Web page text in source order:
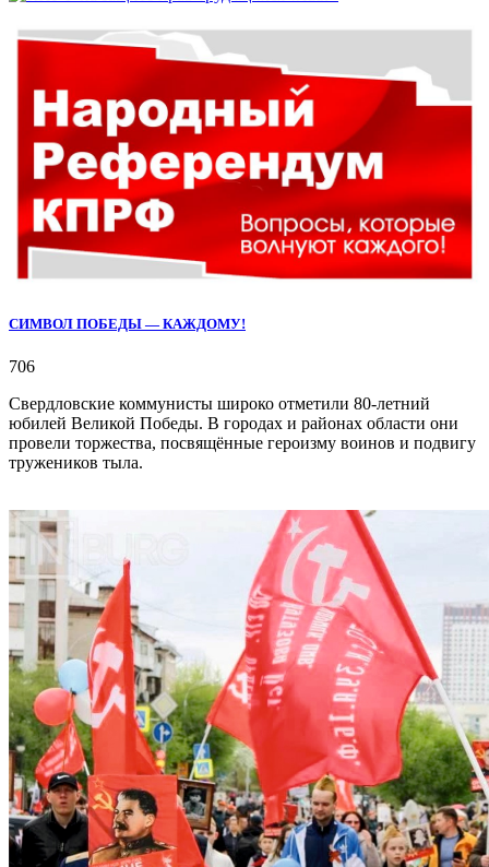
СИМВОЛ ПОБЕДЫ — КАЖДОМУ!
706
Свердловские коммунисты широко отметили 80-летний
юбилей Великой Победы. В городах и районах области они
провели торжества, посвящённые героизму воинов и подвигу
тружеников тыла.